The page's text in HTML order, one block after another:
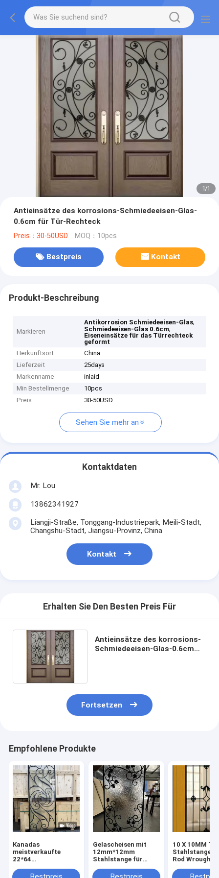
1/1
Antieinsätze des korrosions-Schmiedeeisen-Glas-
0.6cm für Tür-Rechteck
Preis：30-50USD MOQ：10pcs
Bestpreis Kontakt
Produkt-Beschreibung
Markieren
Antikorrosion Schmiedeeisen-Glas,
Schmiedeeisen-Glas 0.6cm,
Eiseneinsätze für das Türrechteck
geformt
Herkunftsort
China
Lieferzeit
25days
Markenname
inlaid
Min Bestellmenge
10pcs
Preis
30-50USD
Sehen Sie mehr an
Kontaktdaten
Mr. Lou
13862341927
Liangji-Straße, Tonggang-Industriepark, Meili-Stadt,
Changshu-Stadt, Jiangsu-Provinz, China
Kontakt
Erhalten Sie Den Besten Preis Für
Antieinsätze des korrosions-
Schmiedeeisen-Glas-0.6cm
Fortsetzen
Empfohlene Produkte
Kanadas
meistverkaufte
22*64
Einfügt Glas von
Gelascheisen mit
12mm*12mm
Stahlstange für
10 X 10MM
Rod Wrought